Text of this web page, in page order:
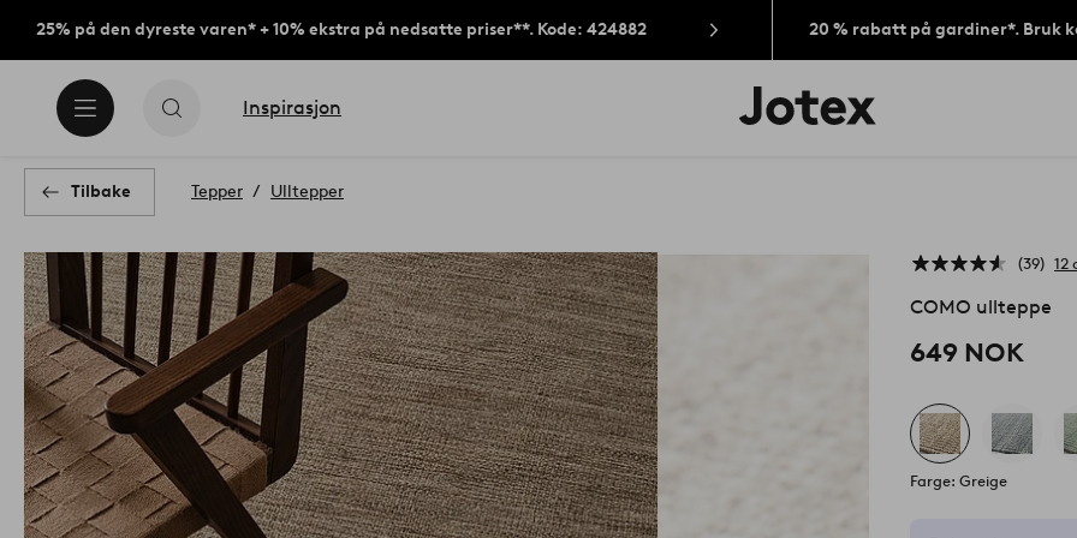
25% på den dyreste varen* + 10% ekstra på nedsatte priser**. Kode: 424882 20 % rabatt på gardiner*. Bruk
Inspirasjon
Jotex’
logo
Tilbake Tepper Ulltepper
39 12
COMO ullteppe
649 NOK
Farge: Greige